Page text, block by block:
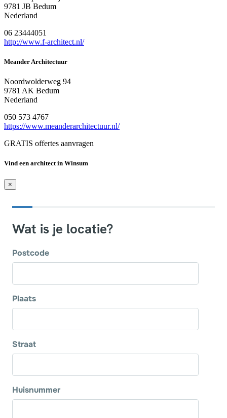
9781 JB Bedum
Nederland
06 23444051
http://www.f-architect.nl/
Meander Architectuur
Noordwolderweg 94
9781 AK Bedum
Nederland
050 573 4767
https://www.meanderarchitectuur.nl/
GRATIS offertes aanvragen
Vind een architect in Winsum
×